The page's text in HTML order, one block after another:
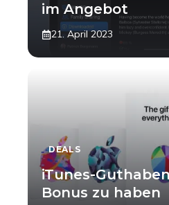
im Angebot
21. April 2023
DEALS
iTunes-
Bonus zu haben